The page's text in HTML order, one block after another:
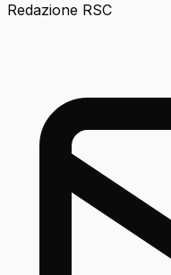
Redazione RSC